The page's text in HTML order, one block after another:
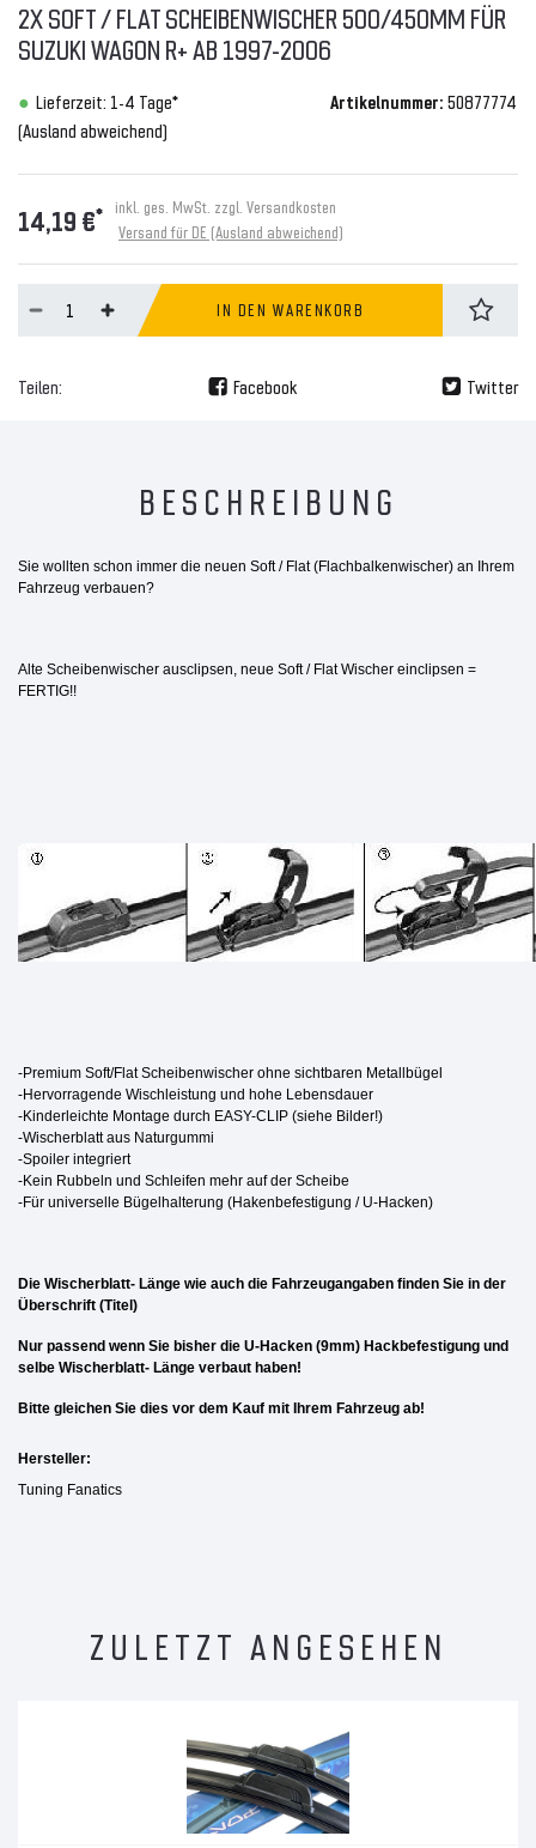
2X SOFT / FLAT SCHEIBENWISCHER 500/450MM FÜR
SUZUKI WAGON R+ AB 1997-2006
Lieferzeit: 1-4 Tage*
(Ausland abweichend)
Artikelnummer: 50877774
14,19 €* inkl. ges. MwSt. zzgl. Versandkosten
Versand für DE (Ausland abweichend)
IN DEN WARENKORB
Teilen: Facebook Twitter
BESCHREIBUNG
Sie wollten schon immer die neuen Soft / Flat (Flachbalkenwischer) an Ihrem
Fahrzeug verbauen?
Alte Scheibenwischer ausclipsen, neue Soft / Flat Wischer einclipsen =
FERTIG!!
-Premium Soft/Flat Scheibenwischer ohne sichtbaren Metallbügel
-Hervorragende Wischleistung und hohe Lebensdauer
-Kinderleichte Montage durch EASY-CLIP (siehe Bilder!)
-Wischerblatt aus Naturgummi
-Spoiler integriert
-Kein Rubbeln und Schleifen mehr auf der Scheibe
-Für universelle Bügelhalterung (Hakenbefestigung / U-Hacken)
Die Wischerblatt- Länge wie auch die Fahrzeugangaben finden Sie in der
Überschrift (Titel)
Nur passend wenn Sie bisher die U-Hacken (9mm) Hackbefestigung und
selbe Wischerblatt- Länge verbaut haben!
Bitte gleichen Sie dies vor dem Kauf mit Ihrem Fahrzeug ab!
Hersteller:
Tuning Fanatics
ZULETZT ANGESEHEN